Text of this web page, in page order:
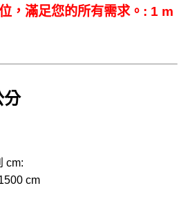
，滿足您的所有需求。: 1 m
分
cm:
cm